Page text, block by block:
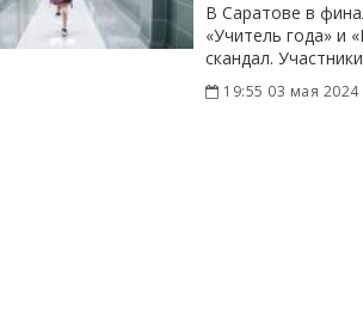
В Саратове в
«Учитель года» и
скандал. Участники
19:55 03 мая 2024